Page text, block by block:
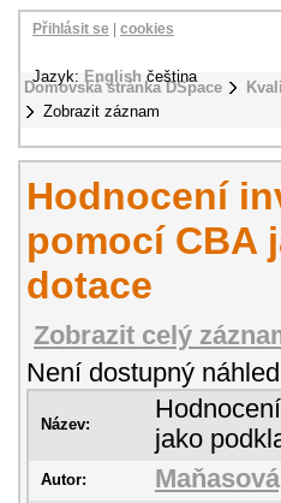
Domovská stránka DSpace
Zobrazit záznam
Přihlásit se cookies
Jazyk: English čeština
Hodnocení
pomocí CBA
dotace
Zobrazit celý
Není dostupný náhled
Název:
jako
Autor: